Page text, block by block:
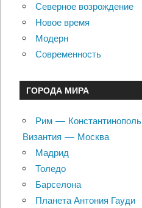
Северное возрождение
Новое время
Модерн
Современность
ГОРОДА МИРА
Рим — Константинополь
Византия — Москва
Мадрид
Толедо
Барселона
Планета Антония Гауди